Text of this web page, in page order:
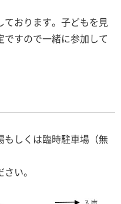
おります。子どもを見
すので一緒に参加して
しくは臨時駐車場（無
い。